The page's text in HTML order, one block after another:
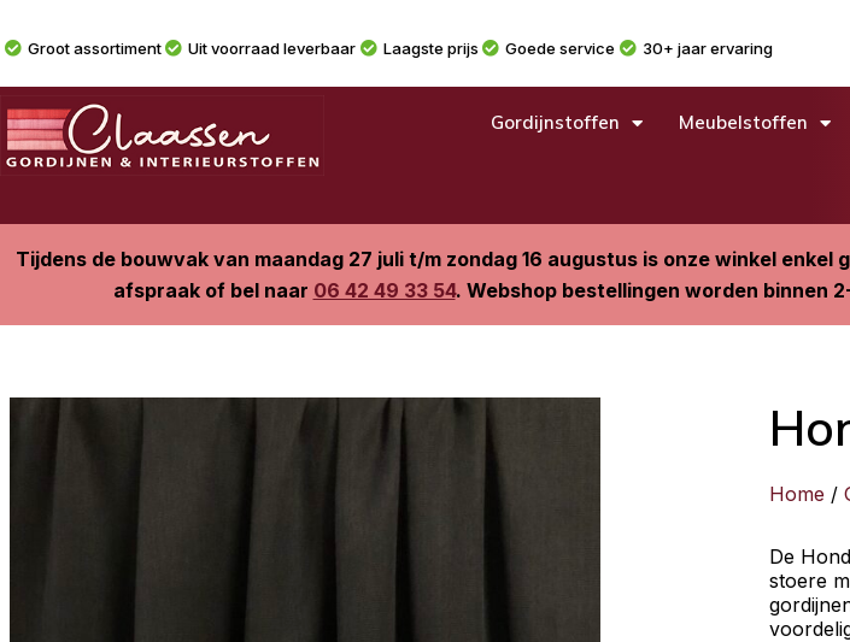
Groot assortiment Uit voorraad leverbaar Laagste prijs Goede service 30+ jaar ervaring
Gordijnstoffen Meubelstoffen
Tijdens de bouwvak van maandag 27 juli t/m zondag 16 augustus is onze winkel enkel
afspraak of bel naar 06 42 49 33 54. Webshop bestellingen worden binnen
Home /
De
stoere